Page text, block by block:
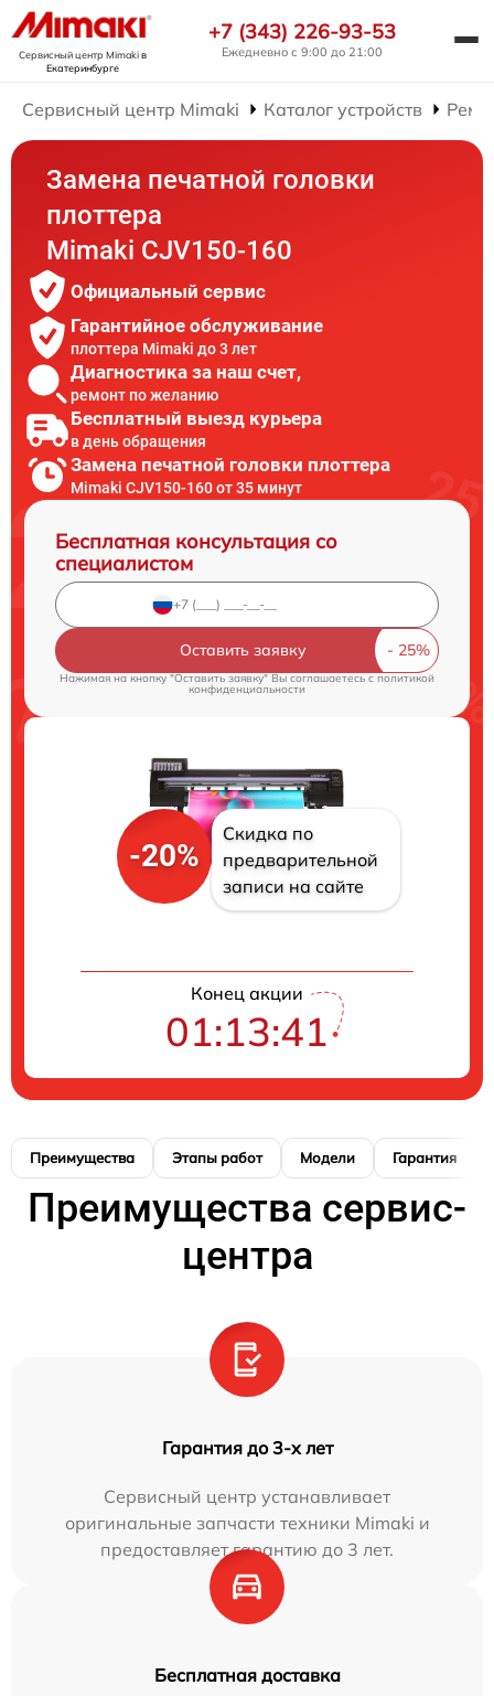
Сервисный центр Mimakiв
Екатеринбурге
+7 (343) 226-93-53
Ежедневно с 9:00 до 21:00
Сервисный центр Mimaki Каталог устройств
Замена печатной головки
плоттера
Mimaki CJV150-160
Официальный сервис
Гарантийное обслуживание
плоттера Mimaki до 3 лет
Диагностика за наш счет,
ремонт по желанию
Бесплатный выезд курьера
в день обращения
Замена печатной головки плоттера
Mimaki CJV150-160 от 35 минут
Бесплатная консультация со
специалистом
Оставить заявку
Нажимая на кнопку "Оставить заявку" Вы соглашаетесь cполитикой
конфиденциальности
-20%
Скидка по
предварительной
записи на сайте
Конец акции
01:13:41
Преимущества Этапы работ Модели Гарантия
Преимущества сервис-
центра
Гарантия до 3-х лет
Сервисный центр устанавливает
оригинальные запчасти техники Mimaki и
предоставляет гарантию до 3 лет.
Бесплатная доставка